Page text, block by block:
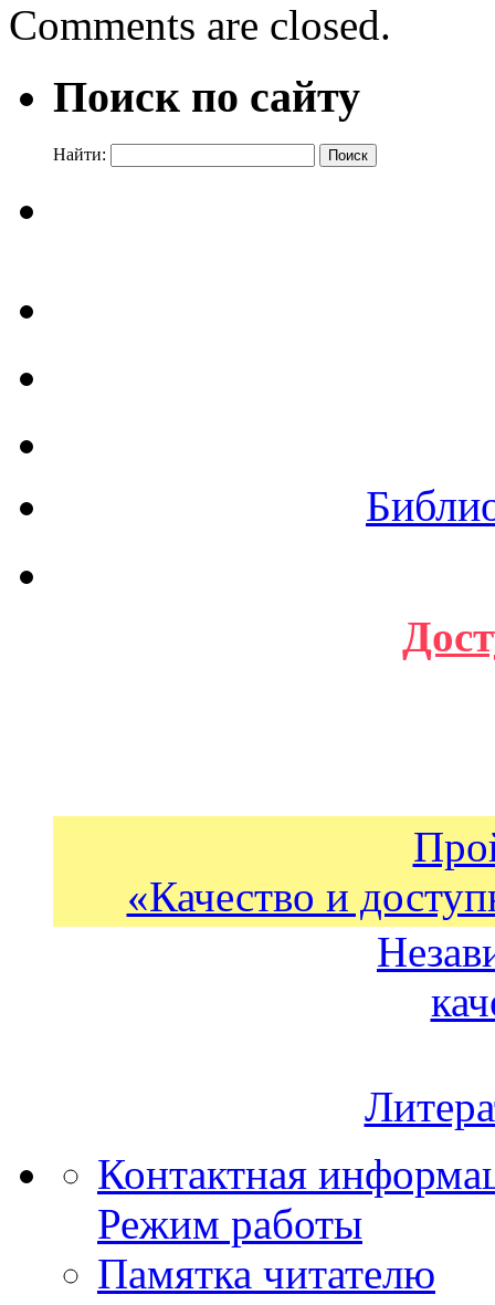
Comments are closed.
Поиск по сайту
Найти:
«Качество и
Контактная
Режим работы
Памятка читателю